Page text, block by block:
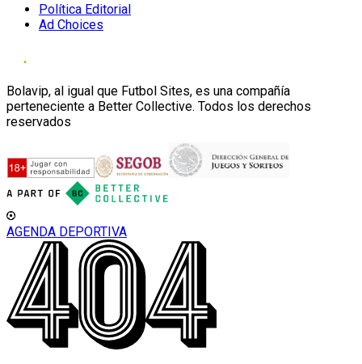
Política Editorial
Ad Choices
Bolavip, al igual que Futbol Sites, es una compañía
perteneciente a Better Collective. Todos los derechos
reservados
AGENDA DEPORTIVA